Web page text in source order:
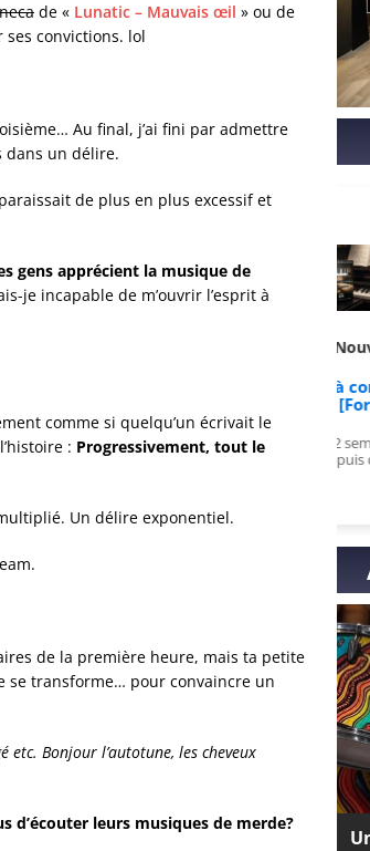
de « Lunatic – Mauvais œil » ou de
convictions. lol
Au final, j’ai fini par admettre
dans un délire.
de plus en plus excessif et
gens apprécient la musique de
je incapable de m’ouvrir l’esprit à
comme si quelqu’un écrivait le
: Progressivement, tout le
Un délire exponentiel.
de la première heure, mais ta petite
transforme… pour convaincre un
etc. Bonjour l’autotune, les cheveux
d’écouter leurs musiques de merde?
et
Enfin compris en 2 semaines ce que je
galérais à piger depuis des mois!